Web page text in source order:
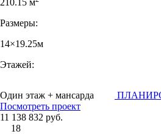
Размеры:
14×19.25м
Этажей:
Один этаж + мансарда
Посмотреть проект
11 138 832 руб.
18